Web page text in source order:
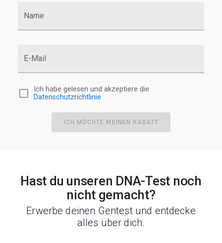
Name
E-Mail
Ich habe gelesen und akzeptiere die
Datenschutzrichtlinie
ICH MÖCHTE MEINEN RABATT
Hast du unseren DNA-Test noch
nicht gemacht?
Erwerbe deinen Gentest und entdecke
alles über dich.